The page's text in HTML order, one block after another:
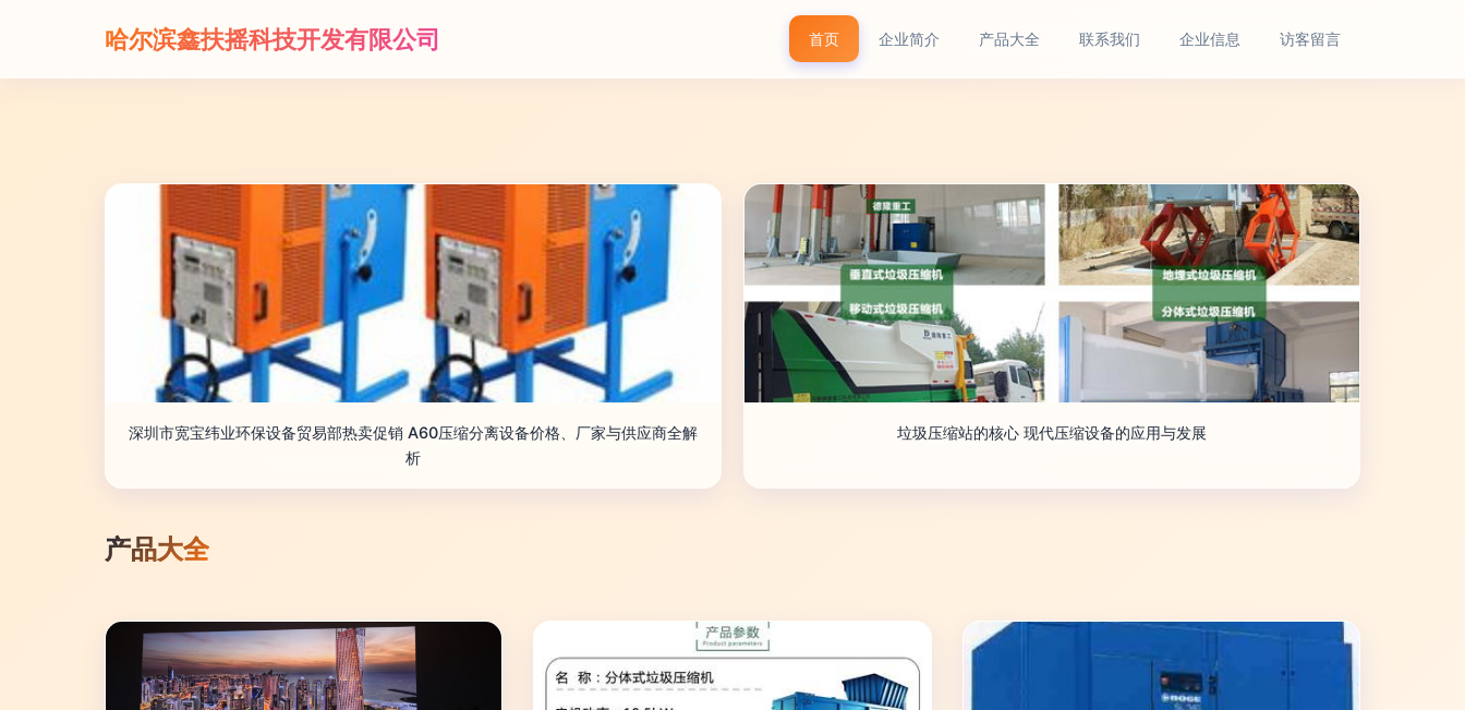
哈尔滨鑫扶摇科技开发有限公司 首页 企业简介 产品大全 联系我们 企业信息 访客留言
深圳市宽宝纬业环保设备贸易部热卖促销 A60压缩分离设备价格、厂家与供应商全解
析
垃圾压缩站的核心 现代压缩设备的应用与发展
产品大全